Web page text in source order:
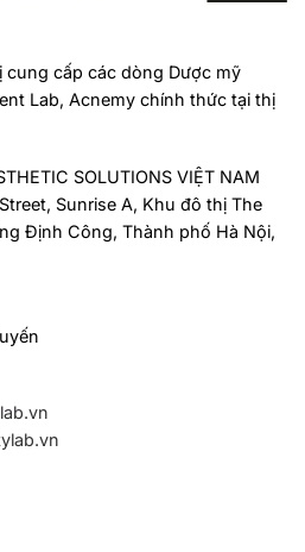
cung cấp các dòng Dược mỹ
Lab, Acnemy chính thức tại thị
SOLUTIONS VIỆT NAM
Sunrise A, Khu đô thị The
Định Công, Thành phố Hà Nội,